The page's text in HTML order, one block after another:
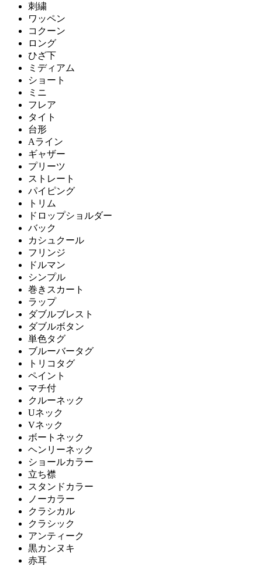
刺繍
ワッペン
コクーン
ロング
ひざ下
ミディアム
ショート
ミニ
フレア
タイト
台形
Aライン
ギャザー
プリーツ
ストレート
パイピング
トリム
ドロップショルダー
バック
カシュクール
フリンジ
ドルマン
シンプル
巻きスカート
ラップ
ダブルブレスト
ダブルボタン
単色タグ
ブルーバータグ
トリコタグ
ペイント
マチ付
クルーネック
Uネック
Vネック
ボートネック
ヘンリーネック
ショールカラー
立ち襟
スタンドカラー
ノーカラー
クラシカル
クラシック
アンティーク
黒カンヌキ
赤耳